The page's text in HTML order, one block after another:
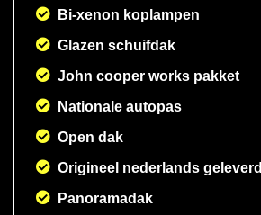
Bi-xenon koplampen
Glazen schuifdak
John cooper works pakket
Nationale autopas
Open dak
Origineel nederlands geleverd
Panoramadak